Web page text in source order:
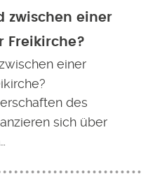
zwischen einer
Freikirche?
einer
des
sich über